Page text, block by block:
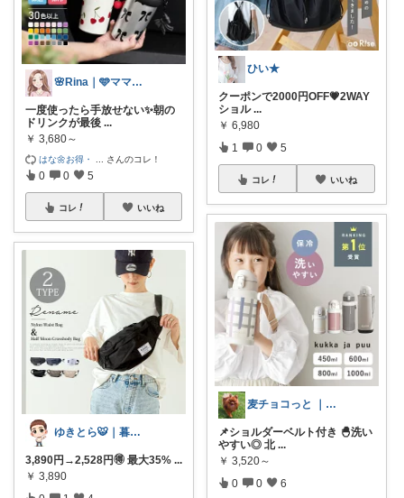
🌸Rina｜🩵ママ必見アイテム🩵
一度使ったら手放せない✨朝の
ドリンクが最後 ...
￥ 3,680～
はな🌼お得・ さんのコレ！
0 0 5
コレ いいね
ゆきとら🐯｜暮らしをラクにしたいパパ
3,890円→2,528円🉐 最大35% ...
￥ 3,890
ひい★
クーポンで2000円OFF💗2WAY
ショル ...
￥ 6,980
1 0 5
コレ いいね
麦チョコっと ｜ キッズ＆ベビー 夏
📌ショルダーベルト付き 🐣洗い
やすい◎ 北 ...
￥ 3,520～
0 0 6